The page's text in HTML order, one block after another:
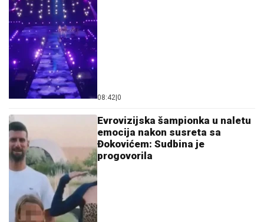
08:42 0
Evrovizijska šampionka u naletu
emocija nakon susreta sa
Đokovićem: Sudbina je
progovorila